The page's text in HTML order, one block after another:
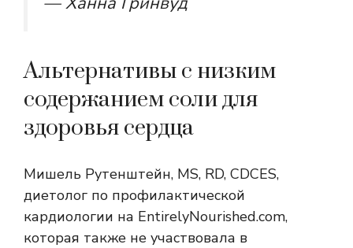
Альтернативы с низким
содержанием соли для
здоровья сердца
Мишель Рутенштейн, MS, RD, CDCES,
диетолог по профилактической
кардиологии на EntirelyNourished.com,
которая также не участвовала в